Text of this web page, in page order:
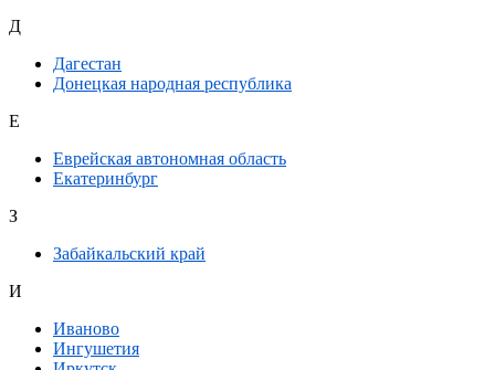
Д
Дагестан
Донецкая народная республика
Е
Еврейская автономная область
Екатеринбург
З
Забайкальский край
И
Иваново
Ингушетия